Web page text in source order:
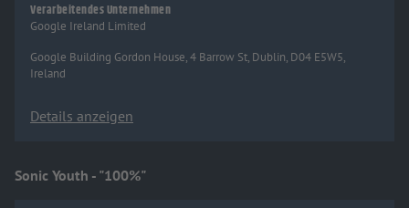
Verarbeitendes Unternehmen
Google Ireland Limited
Google Building Gordon House, 4 Barrow St, Dublin, D04 E5W5,
Ireland
Details anzeigen
Sonic Youth - "100%"